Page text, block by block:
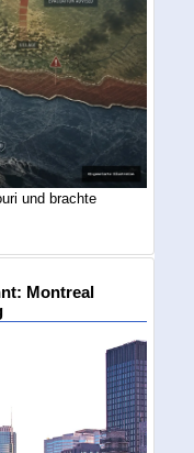
und brachte
Montreal